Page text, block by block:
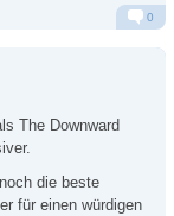
0
The Downward
die beste
für einen würdigen